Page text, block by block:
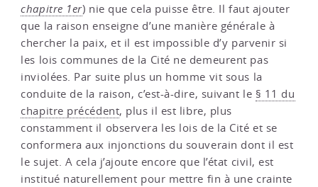
chapitre 1er) nie que cela puisse être. Il faut ajouter
que la raison enseigne d’une manière générale à
chercher la paix, et il est impossible d’y parvenir si
les lois communes de la Cité ne demeurent pas
inviolées. Par suite plus un homme vit sous la
conduite de la raison, c’est-à-dire, suivant le § 11 du
chapitre précédent, plus il est libre, plus
constamment il observera les lois de la Cité et se
conformera aux injonctions du souverain dont il est
le sujet. A cela j’ajoute encore que l’état civil, est
institué naturellement pour mettre fin à une crainte